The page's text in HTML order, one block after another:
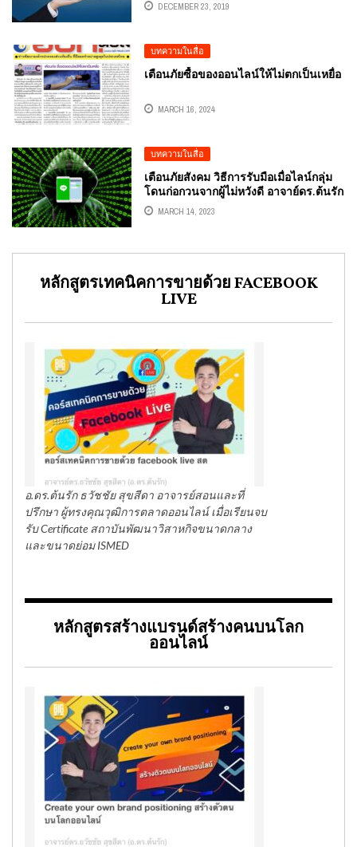
DECEMBER 23, 2019
บทความในสื่อ
เตือนภัยซื้อของออนไลน์ให้ไม่ตกเป็นเหยื่อ
MARCH 16, 2024
บทความในสื่อ
เตือนภัยสังคม วิธีการรับมือเมื่อไลน์กลุ่ม
โดนก่อกวนจากผู้ไม่หวังดี อาจาย์ดร.ต้นรัก
ธวัชชัย สุขสีดาผู้ทรงคุณวุฒิและผู้
เชี่ยวชาญด้านดิจิทัล อาจารย์สอนด้าน
MARCH 14, 2023
หลักสูตรเทคนิคการขายด้วย FACEBOOK
LIVE
อ.ดร.ต้นรัก ธวัชชัย สุขสีดา อาจารย์สอนและที่
ปรึกษา ผู้ทรงคุณวุฒิการตลาดออนไลน์ เมื่อเรียนจบ
รับ Certificate สถาบันพัฒนาวิสาหกิจขนาดกลาง
และขนาดย่อม ISMED
หลักสูตรสร้างแบรนด์สร้างคนบนโลก
ออนไลน์